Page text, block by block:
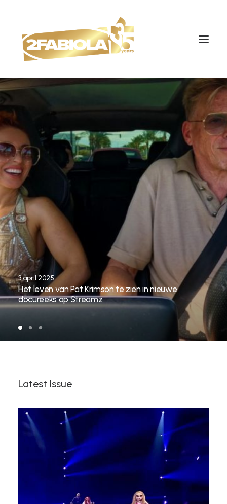
3 april 2025
Het leven van Pat Krimson te zien in nieuwe
docureeks op Streamz
Latest Issue